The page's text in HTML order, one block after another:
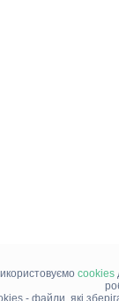
cookies
- файли, які